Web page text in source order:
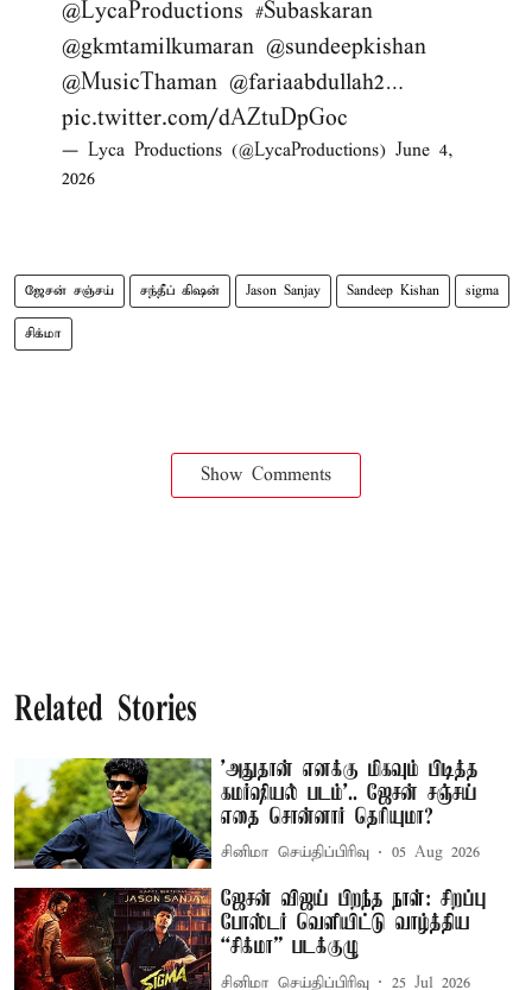
@LycaProductions #Subaskaran
@gkmtamilkumaran @sundeepkishan
@MusicThaman @fariaabdullah2…
pic.twitter.com/dAZtuDpGoc
— Lyca Productions (@LycaProductions) June 4,
2026
ஜேசன் சஞ்சய் சந்தீப் கிஷன் Jason Sanjay Sandeep Kishan sigma
சிக்மா
Show Comments
Related Stories
'அதுதான் எனக்கு மிகவும் பிடித்த
கமர்ஷியல் படம்'.. ஜேசன் சஞ்சய்
எதை சொன்னார் தெரியுமா?
சினிமா செய்திப்பிரிவு 05 Aug 2026
ஜேசன் விஜய் பிறந்த நாள்: சிறப்பு
போஸ்டர் வெளியிட்டு வாழ்த்திய
“சிக்மா” படக்குழு
சினிமா செய்திப்பிரிவு 25 Jul 2026